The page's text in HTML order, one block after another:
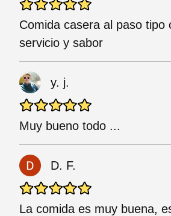
Comida casera al paso tipo
servicio y sabor
y. j.
Muy bueno todo ...
D. F.
La comida es muy buena,